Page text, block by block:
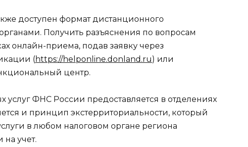
доступен формат дистанционного
Получить разъяснения по вопросам
онлайн-приема, подав заявку через
(https://helponline.donland.ru) или
центр.
услуг ФНС России предоставляется в отделениях
и принцип экстерриториальности, который
в любом налоговом органе региона
на учет.